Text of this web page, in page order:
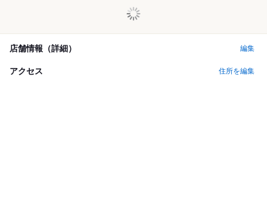
店舗情報（詳細） 編集
アクセス 住所を編集